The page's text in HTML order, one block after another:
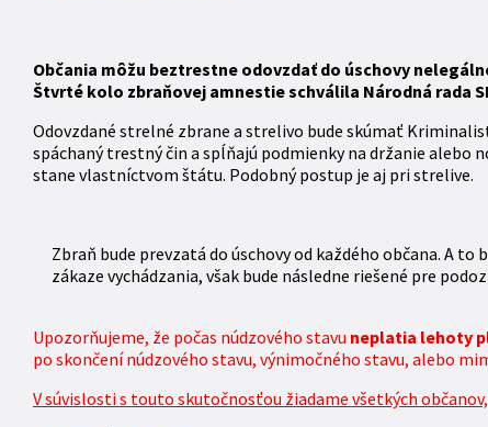
Občania môžu beztrestne odovzdať do úschovy
Štvrté kolo zbraňovej amnestie schválila Národná rada
Odovzdané strelné zbrane a strelivo bude skúmať
spáchaný trestný čin a spĺňajú podmienky na držanie alebo
stane vlastníctvom štátu. Podobný postup je aj pri strelive.
Zbraň bude prevzatá do úschovy od každého občana. A
zákaze vychádzania, však bude následne riešené pre
Upozorňujeme, že počas núdzového stavu neplatia lehoty
po skončení núdzového stavu, výnimočného stavu, alebo
V súvislosti s touto skutočnosťou žiadame všetkých